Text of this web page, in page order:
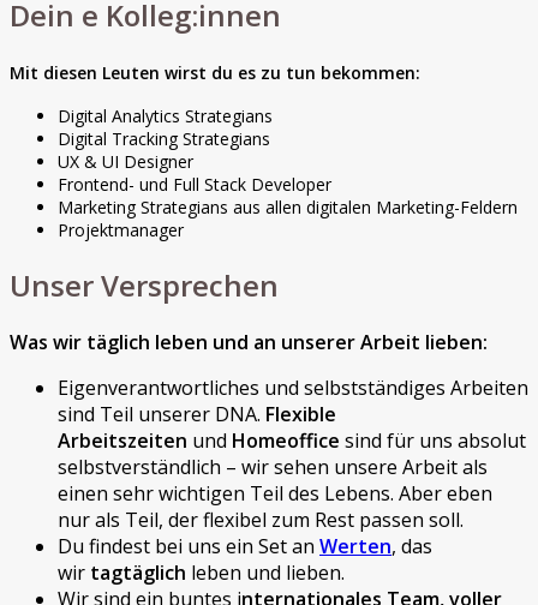
Dein e Kolleg:innen
Mit diesen Leuten wirst du es zu tun bekommen:
Digital Analytics Strategians
Digital Tracking Strategians
UX & UI Designer
Frontend- und Full Stack Developer
Marketing Strategians aus allen digitalen Marketing-Feldern
Projektmanager
Unser Versprechen
Was wir täglich leben und an unserer Arbeit lieben:
Eigenverantwortliches und selbstständiges Arbeiten
sind Teil unserer DNA. Flexible
Arbeitszeiten und Homeoffice sind für uns absolut
selbstverständlich – wir sehen unsere Arbeit als
einen sehr wichtigen Teil des Lebens. Aber eben
nur als Teil, der flexibel zum Rest passen soll.
Du findest bei uns ein Set an Werten, das
wir tagtäglich leben und lieben.
Wir sind ein buntes internationales Team, voller